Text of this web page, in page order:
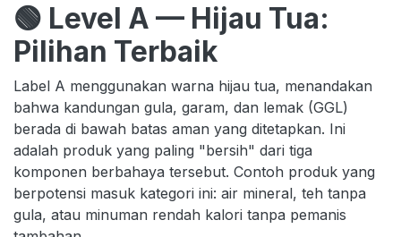
🟢 Level A — Hijau Tua:
Pilihan Terbaik
Label A menggunakan warna hijau tua, menandakan
bahwa kandungan gula, garam, dan lemak (GGL)
berada di bawah batas aman yang ditetapkan. Ini
adalah produk yang paling "bersih" dari tiga
komponen berbahaya tersebut. Contoh produk yang
berpotensi masuk kategori ini: air mineral, teh tanpa
gula, atau minuman rendah kalori tanpa pemanis